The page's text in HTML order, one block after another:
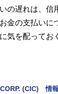
の遅れは、信
金の支払いに
気を配ってお
(CIC) 情